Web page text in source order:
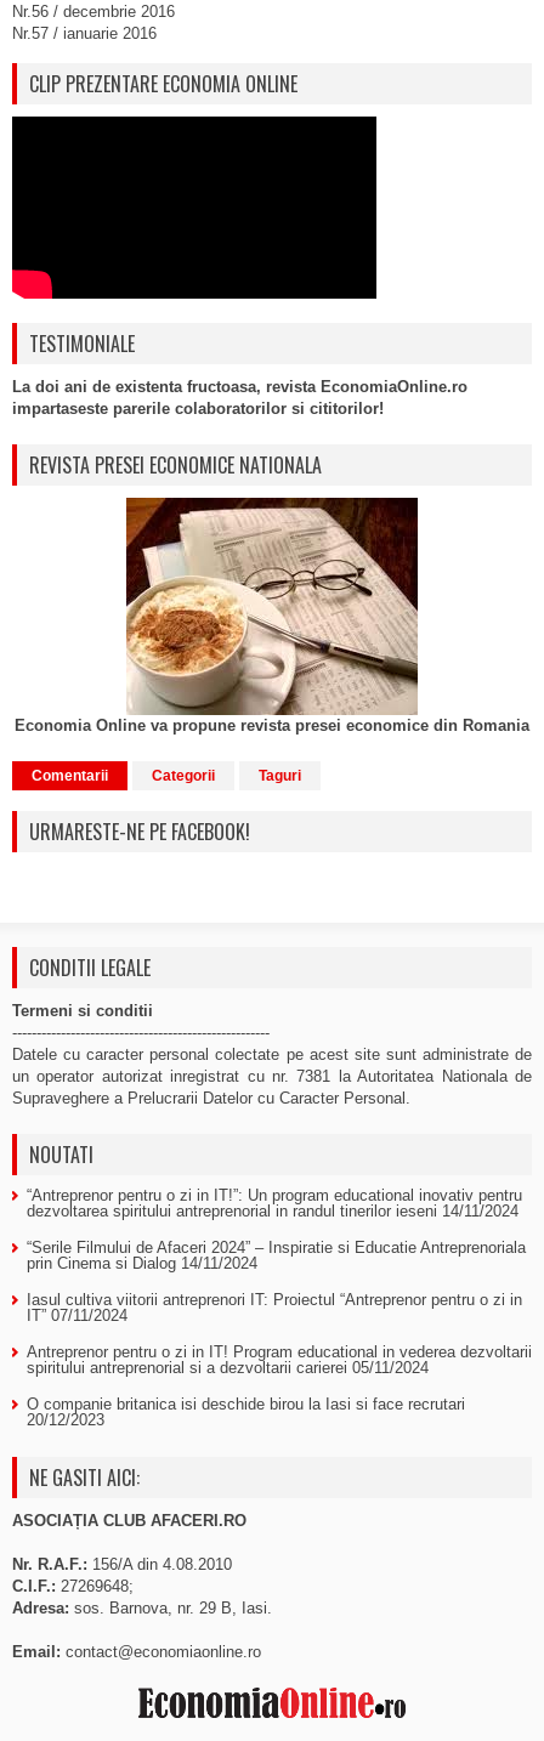
Nr.56 / decembrie 2016
Nr.57 / ianuarie 2016
CLIP PREZENTARE ECONOMIA ONLINE
TESTIMONIALE
La doi ani de existenta fructoasa, revista EconomiaOnline.ro
impartaseste parerile colaboratorilor si cititorilor!
REVISTA PRESEI ECONOMICE NATIONALA
Economia Online va propune revista presei economice din Romania
Comentarii Categorii Taguri
URMARESTE-NE PE FACEBOOK!
CONDITII LEGALE
Termeni si conditii
-----------------------------------------------------
Datele cu caracter personal colectate pe acest site sunt administrate de
un operator autorizat inregistrat cu nr. 7381 la Autoritatea Nationala de
Supraveghere a Prelucrarii Datelor cu Caracter Personal.
NOUTATI
“Antreprenor pentru o zi in IT!”: Un program educational inovativ pentru
dezvoltarea spiritului antreprenorial in randul tinerilor ieseni 14/11/2024
“Serile Filmului de Afaceri 2024” – Inspiratie si Educatie Antreprenoriala
prin Cinema si Dialog 14/11/2024
Iasul cultiva viitorii antreprenori IT: Proiectul “Antreprenor pentru o zi in
IT” 07/11/2024
Antreprenor pentru o zi in IT! Program educational in vederea dezvoltarii
spiritului antreprenorial si a dezvoltarii carierei 05/11/2024
O companie britanica isi deschide birou la Iasi si face recrutari
20/12/2023
NE GASITI AICI:
ASOCIAȚIA CLUB AFACERI.RO
Nr. R.A.F.: 156/A din 4.08.2010
C.I.F.: 27269648;
Adresa: sos. Barnova, nr. 29 B, Iasi.
Email: contact@economiaonline.ro